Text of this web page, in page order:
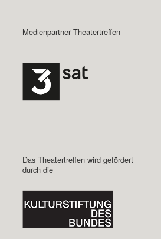
Medienpartner Theatertreffen
Das Theatertreffen wird gefördert
durch die